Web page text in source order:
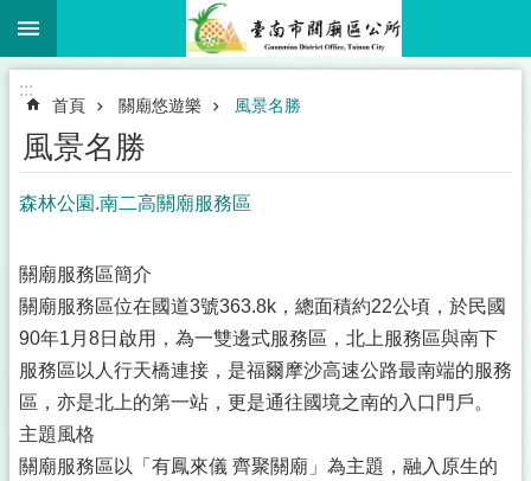
跳到主要內容區塊
:::
首頁 關廟悠遊樂 風景名勝
風景名勝
森林公園.南二高關廟服務區
關廟服務區簡介
關廟服務區位在國道3號363.8k，總面積約22公頃，於民國
90年1月8日啟用，為一雙邊式服務區，北上服務區與南下
服務區以人行天橋連接，是福爾摩沙高速公路最南端的服務
區，亦是北上的第一站，更是通往國境之南的入口門戶。
主題風格
關廟服務區以「有鳳來儀 齊聚關廟」為主題，融入原生的